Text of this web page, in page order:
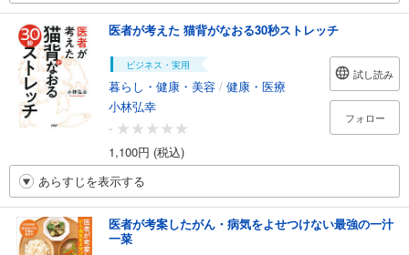
医者が考えた 猫背がなおる30秒ストレッチ
ビジネス・実用
暮らし・健康・美容 / 健康・医療
小林弘幸
-
1,100円 (税込)
試し読み
フォロー
あらすじを表示する
医者が考案したがん・病気をよせつけない最強の一汁
一菜